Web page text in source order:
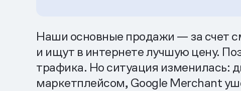
Наши основные продажи — за счет
и ищут в интернете лучшую цену.
трафика. Но ситуация изменилась:
маркетплейсом, Google Merchant